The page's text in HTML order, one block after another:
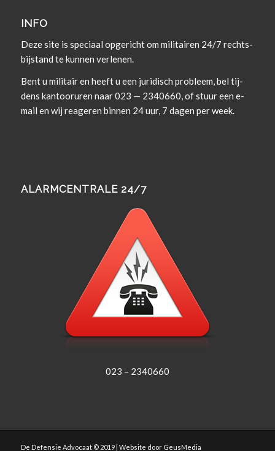
INFO
Deze site is spe­ci­aal opgericht om militairen 24/7 rechts­
bi­j­s­tand te kun­nen verlenen.
Bent u militair en heeft u een juridisch prob­leem, bel tij­
dens kan­tooruren naar 023 — 2340660, of stuur een e-
mail en wij rea­geren bin­nen 24 uur, 7 dagen per week.
ALARMCENTRALE 24/7
023 – 2340660
De Defensie Advocaat © 2019 | Website door GeusMedia